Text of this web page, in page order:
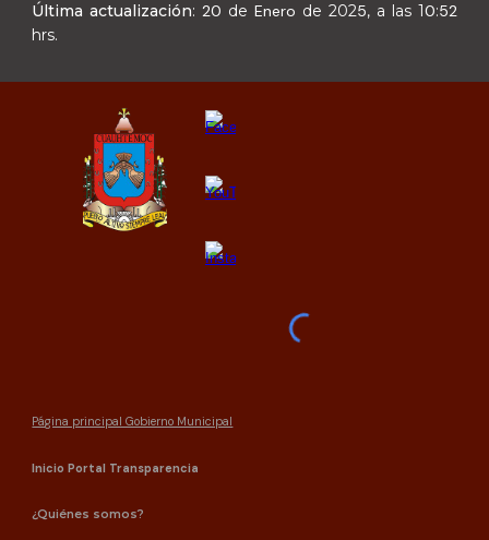
Última actualización:20 de Enero de 2025, a las 10:52
hrs.
Página principal Gobierno Municipal
Inicio Portal Transparencia
¿Quiénes somos?